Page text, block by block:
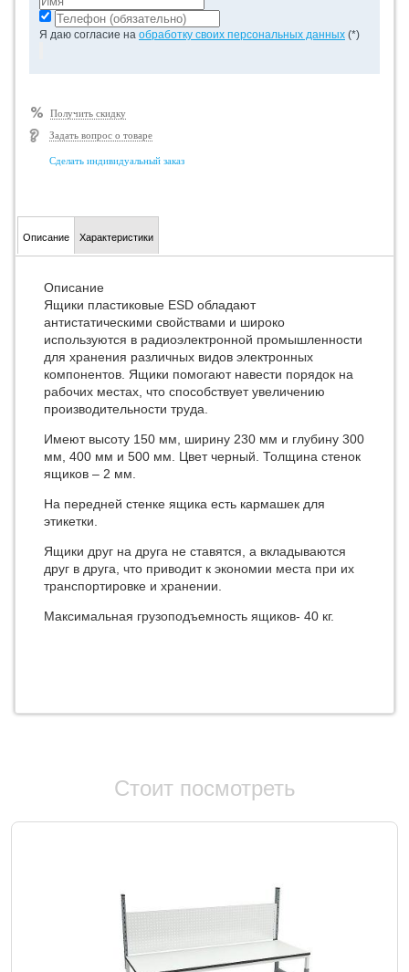
Я даю согласие на обработку своих персональных данных (*)
Получить скидку
Задать вопрос о товаре
Сделать индивидуальный заказ
Описание Характеристики
Описание
Ящики пластиковые ESD обладают
антистатическими свойствами и широко
используются в радиоэлектронной промышленности
для хранения различных видов электронных
компонентов. Ящики помогают навести порядок на
рабочих местах, что способствует увеличению
производительности труда.
Имеют высоту 150 мм, ширину 230 мм и глубину 300
мм, 400 мм и 500 мм. Цвет черный. Толщина стенок
ящиков – 2 мм.
На передней стенке ящика есть кармашек для
этикетки.
Ящики друг на друга не ставятся, а вкладываются
друг в друга, что приводит к экономии места при их
транспортировке и хранении.
Максимальная грузоподъемность ящиков- 40 кг.
Стоит посмотреть